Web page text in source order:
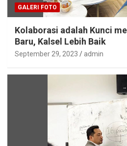
GALERI FOTO
Kolaborasi adalah Kunci
Baru, Kalsel Lebih Baik
September 29, 2023 admin